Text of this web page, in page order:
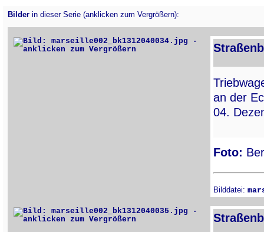
Bilder in dieser Serie (anklicken zum Vergrößern):
an der
04.
Foto:
Bilddatei: